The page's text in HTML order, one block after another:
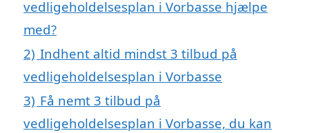
vedligeholdelsesplan i Vorbasse hjælpe
med?
2) Indhent altid mindst 3 tilbud på
vedligeholdelsesplan i Vorbasse
3) Få nemt 3 tilbud på
vedligeholdelsesplan i Vorbasse, du kan